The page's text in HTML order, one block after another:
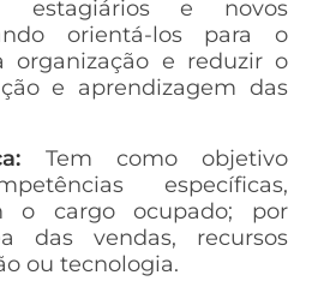
estagiários e novos
orientá-los para o
organização e reduzir o
e aprendizagem das
Tem como objetivo
específicas,
o cargo ocupado; por
das vendas, recursos
ou tecnologia.